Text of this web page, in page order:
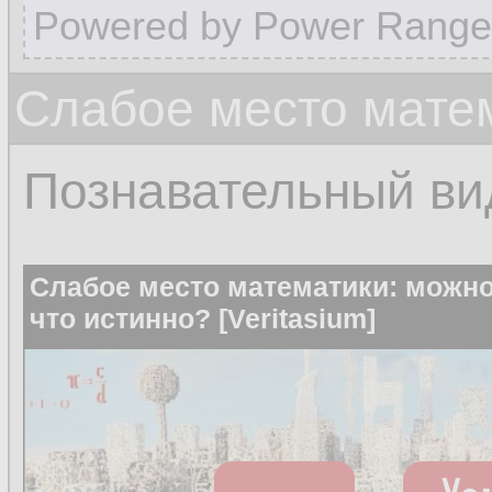
Powered by Power
Слабое место
Познавательный
Слабое место математики:
что истинно? [Veritasium]